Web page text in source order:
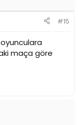
#15
maça göre